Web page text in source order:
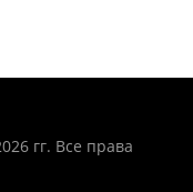
гг. Все права